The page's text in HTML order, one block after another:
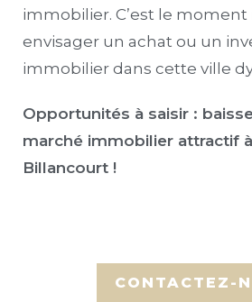
immobilier. C’est le
envisager un achat ou un
immobilier dans cette ville
Opportunités à saisir :
marché immobilier attractif
Billancourt !